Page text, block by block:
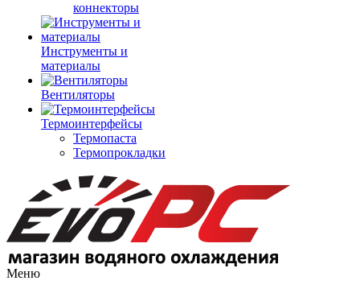
коннекторы
Инструменты и
материалы
Вентиляторы
Термоинтерфейсы
Термопаста
Термопрокладки
Меню